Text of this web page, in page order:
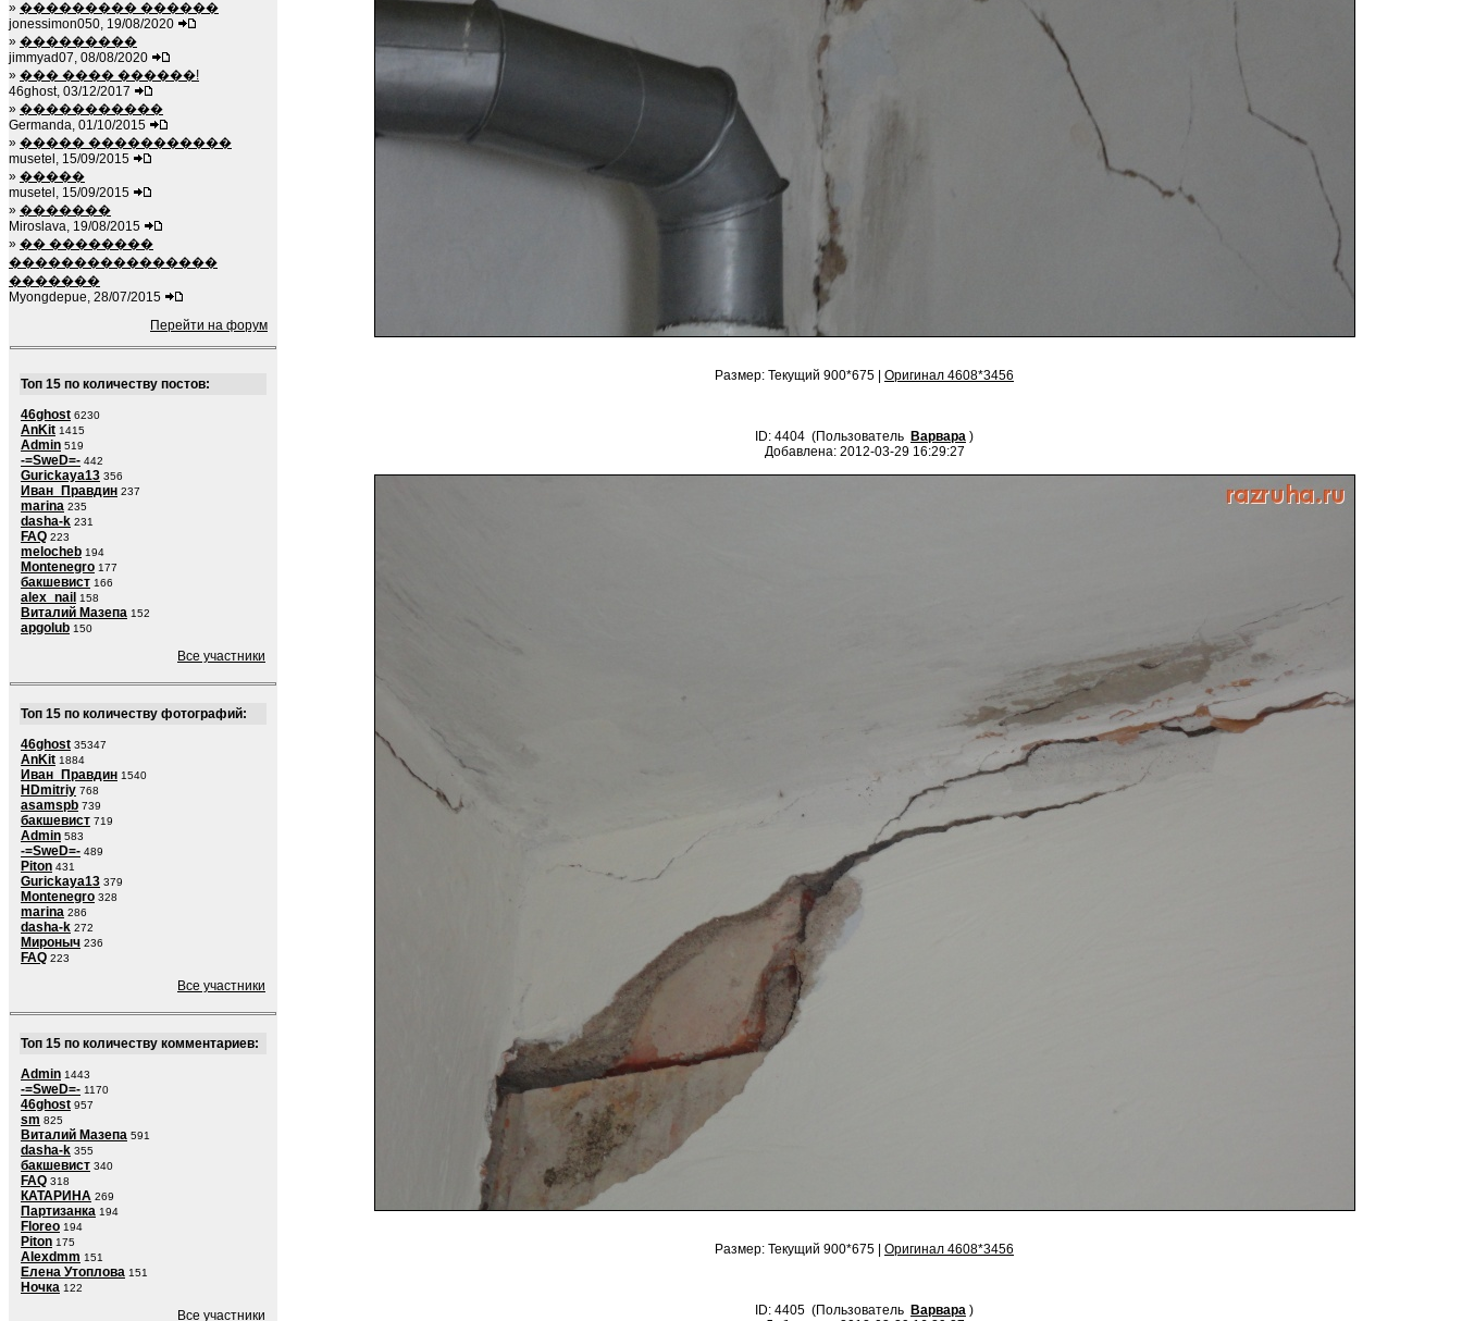
» ��������� ������
jonessimon050, 19/08/2020
» ���������
jimmyad07, 08/08/2020
» ��� ���� ������!
46ghost, 03/12/2017
» �����������
Germanda, 01/10/2015
» ����� �����������
musetel, 15/09/2015
» �����
musetel, 15/09/2015
» �������
Miroslava, 19/08/2015
» �� ��������
����������������
�������
Myongdepue, 28/07/2015
Перейти на форум
Топ 15 по количеству постов:
46ghost 6230
AnKit 1415
Admin 519
-=SweD=- 442
Gurickaya13 356
Иван_Правдин 237
marina 235
dasha-k 231
FAQ 223
melocheb 194
Montenegro 177
бакшевист 166
alex_nail 158
Виталий Мазепа 152
apgolub 150
Все участники
Топ 15 по количеству фотографий:
46ghost 35347
AnKit 1884
Иван_Правдин 1540
HDmitriy 768
asamspb 739
бакшевист 719
Admin 583
-=SweD=- 489
Piton 431
Gurickaya13 379
Montenegro 328
marina 286
dasha-k 272
Мироныч 236
FAQ 223
Все участники
Топ 15 по количеству комментариев:
Admin 1443
-=SweD=- 1170
46ghost 957
sm 825
Виталий Мазепа 591
dasha-k 355
бакшевист 340
FAQ 318
КАТАРИНА 269
Партизанка 194
Floreo 194
Piton 175
Alexdmm 151
Елена Утоплова 151
Ночка 122
Все участники
Размер: Текущий 900*675 | Оригинал 4608*3456
ID: 4404 (Пользователь Варвара )
Добавлена: 2012-03-29 16:29:27
Размер: Текущий 900*675 | Оригинал 4608*3456
ID: 4405 (Пользователь Варвара )